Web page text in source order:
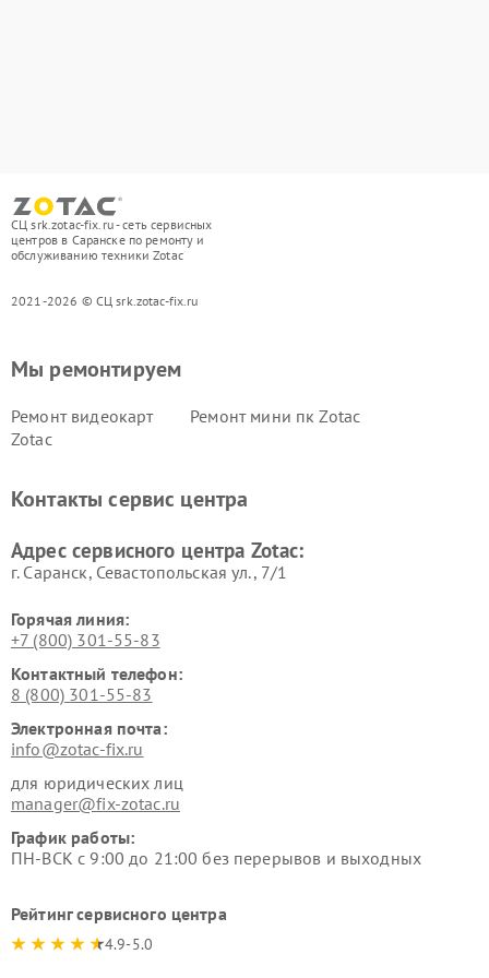
СЦ srk.zotac-fix.ru - сеть сервисных
центров в Саранске по ремонту и
обслуживанию техники Zotac
2021-2026 © СЦ srk.zotac-fix.ru
Мы ремонтируем
Ремонт видеокарт
Zotac
Ремонт мини пк Zotac
Контакты сервис центра
Адрес сервисного центра Zotac:
г. Саранск, Севастопольская ул., 7/1
Горячая линия:
+7 (800) 301-55-83
Контактный телефон:
8 (800) 301-55-83
Электронная почта:
info@zotac-fix.ru
для юридических лиц
manager@fix-zotac.ru
График работы:
ПН-ВСК с 9:00 до 21:00 без перерывов и выходных
Рейтинг сервисного центра
4.9-5.0